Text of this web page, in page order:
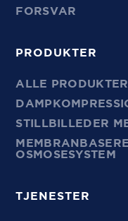
FORSVAR
PRODUKTER
ALLE PRODUKTER
STILLBILLEDER
OSMOSESYSTEM
TJENESTER